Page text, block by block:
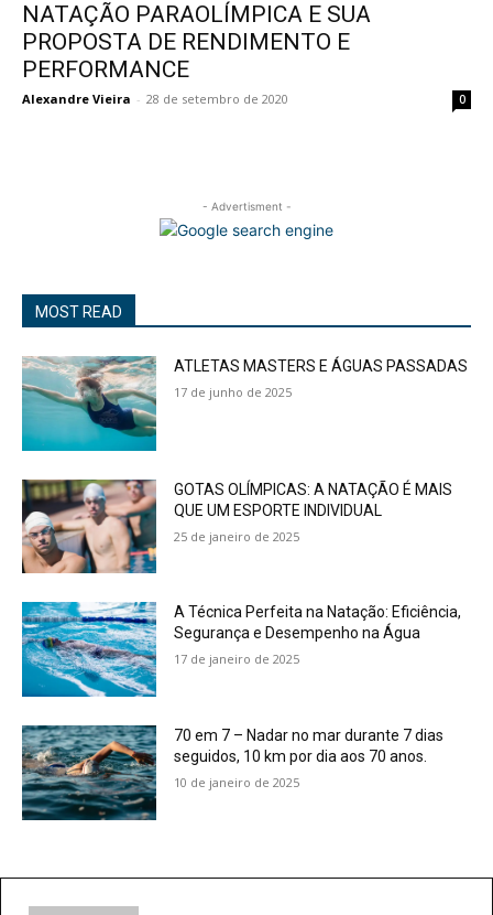
NATAÇÃO PARAOLÍMPICA E SUA
PROPOSTA DE RENDIMENTO E
PERFORMANCE
Alexandre Vieira - 28 de setembro de 2020 0
- Advertisment -
MOST READ
ATLETAS MASTERS E ÁGUAS PASSADAS
17 de junho de 2025
GOTAS OLÍMPICAS: A NATAÇÃO É MAIS
QUE UM ESPORTE INDIVIDUAL
25 de janeiro de 2025
A Técnica Perfeita na Natação: Eficiência,
Segurança e Desempenho na Água
17 de janeiro de 2025
70 em 7 – Nadar no mar durante 7 dias
seguidos, 10 km por dia aos 70 anos.
10 de janeiro de 2025